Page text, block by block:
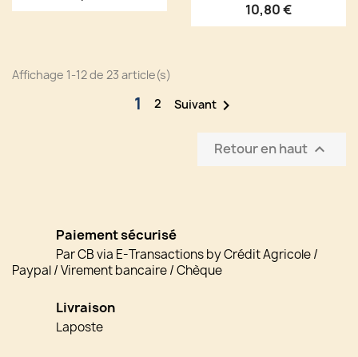
10,80 €
Affichage 1-12 de 23 article(s)
1 2 Suivant 
Retour en haut 
Paiement sécurisé
Par CB via E-Transactions by Crédit Agricole /
Paypal / Virement bancaire / Chèque
Livraison
Laposte